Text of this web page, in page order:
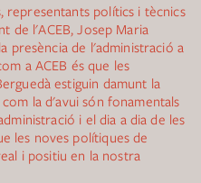
representants polítics i tècnics
de l'ACEB, Josep Maria
presència de l'administració a
a ACEB és que les
estiguin damunt la
la d'avui són fonamentals
i el dia a dia de les
les noves polítiques de
i positiu en la nostra